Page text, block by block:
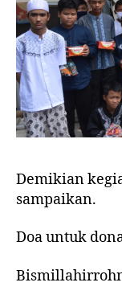
Demikian
sampaikan.
Doa untuk